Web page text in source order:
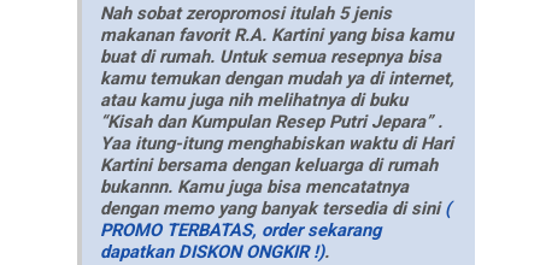
Nah sobat zeropromosi itulah 5 jenis
makanan favorit R.A. Kartini yang bisa kamu
buat di rumah. Untuk semua resepnya bisa
kamu temukan dengan mudah ya di internet,
atau kamu juga nih melihatnya di buku
“Kisah dan Kumpulan Resep Putri Jepara” .
Yaa itung-itung menghabiskan waktu di Hari
Kartini bersama dengan keluarga di rumah
bukannn. Kamu juga bisa mencatatnya
dengan memo yang banyak tersedia di sini(
PROMO TERBATAS, order sekarang
dapatkan DISKON ONGKIR !).